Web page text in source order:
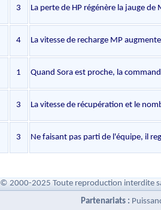
3 La perte de HP régénère la jauge de
4 La vitesse de recharge MP
1 Quand Sora est proche, la
3 La vitesse de récupération et le
3 Ne faisant pas parti de l'équipe, il
© 2000-2025 Toute reproduction interdite
Partenariats :